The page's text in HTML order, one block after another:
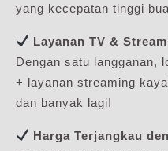
yang kecepatan tinggi
Layanan TV &
Dengan satu langganan,
+ layanan streaming
dan banyak lagi!
Harga Terjangkau